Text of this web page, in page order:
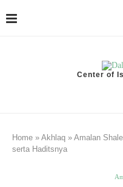
Center of
Home » Akhlaq » Amalan
serta Haditsnya